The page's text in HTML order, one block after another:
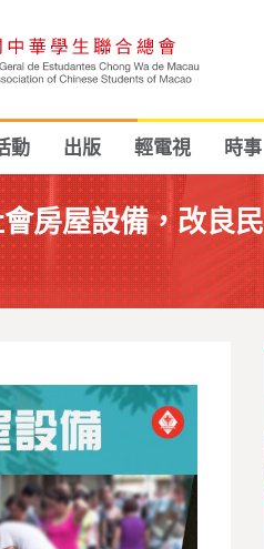
動 出版 輕電視 時事
房屋設備，改良民